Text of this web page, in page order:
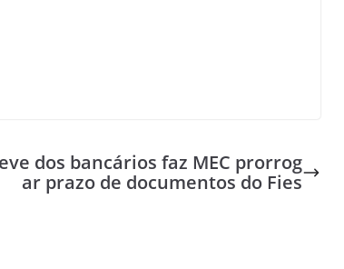
dos bancários faz MEC prorrog
ar prazo de documentos do Fies